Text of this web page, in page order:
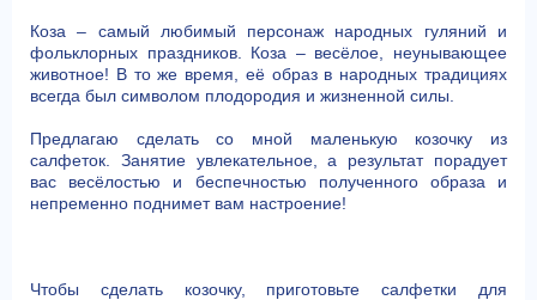
Коза – самый любимый персонаж народных гуляний и
фольклорных праздников. Коза – весёлое, неунывающее
животное! В то же время, её образ в народных традициях
всегда был символом плодородия и жизненной силы.
Предлагаю сделать со мной маленькую козочку из
салфеток. Занятие увлекательное, а результат порадует
вас весёлостью и беспечностью полученного образа и
непременно поднимет вам настроение!
Чтобы сделать козочку, приготовьте салфетки для